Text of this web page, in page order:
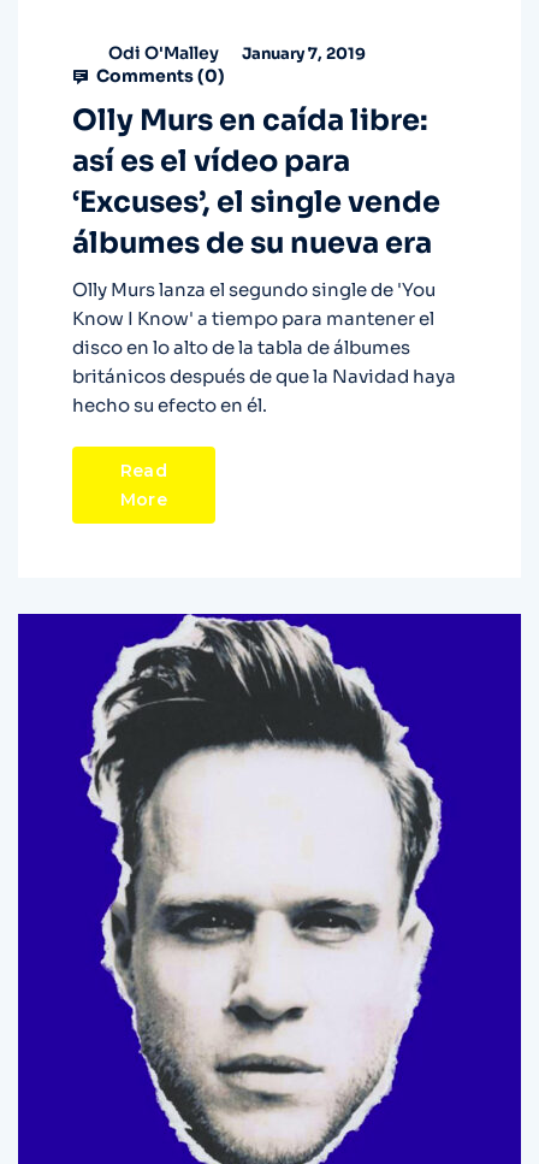
Odi O'Malley January 7, 2019
Comments (0)
Olly Murs en caída libre:
así es el vídeo para
‘Excuses’, el single vende
álbumes de su nueva era
Olly Murs lanza el segundo single de 'You
Know I Know' a tiempo para mantener el
disco en lo alto de la tabla de álbumes
británicos después de que la Navidad haya
hecho su efecto en él.
Read
More